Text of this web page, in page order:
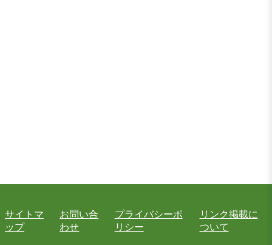
サイトマ
ップ
お問い合
わせ
プライバシーポ
リシー
リンク掲載に
ついて